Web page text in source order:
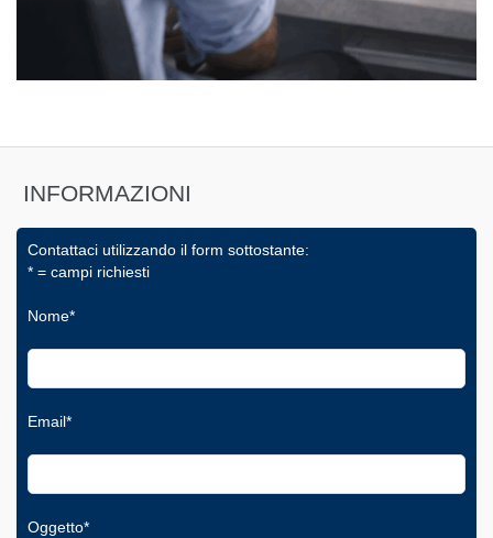
INFORMAZIONI
Contattaci utilizzando il form sottostante:
* = campi richiesti
Nome*
Email*
Oggetto*